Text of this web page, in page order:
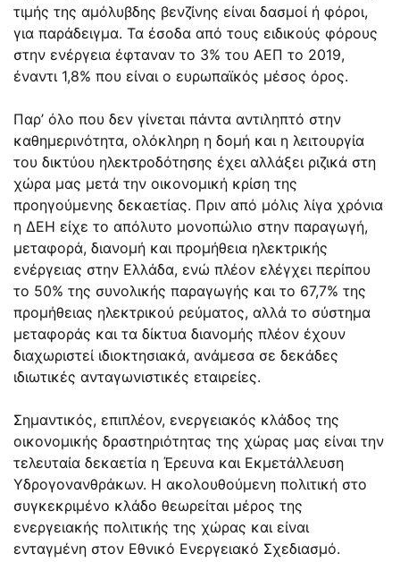
τιμής της αμόλυβδης βενζίνης είναι δασμοί ή φόροι,
για παράδειγμα. Τα έσοδα από τους ειδικούς φόρους
στην ενέργεια έφταναν το 3% του ΑΕΠ το 2019,
έναντι 1,8% που είναι ο ευρωπαϊκός μέσος όρος.
Παρ’ όλο που δεν γίνεται πάντα αντιληπτό στην
καθημερινότητα, ολόκληρη η δομή και η λειτουργία
του δικτύου ηλεκτροδότησης έχει αλλάξει ριζικά στη
χώρα μας μετά την οικονομική κρίση της
προηγούμενης δεκαετίας. Πριν από μόλις λίγα χρόνια
η ΔΕΗ είχε το απόλυτο μονοπώλιο στην παραγωγή,
μεταφορά, διανομή και προμήθεια ηλεκτρικής
ενέργειας στην Ελλάδα, ενώ πλέον ελέγχει περίπου
το 50% της συνολικής παραγωγής και το 67,7% της
προμήθειας ηλεκτρικού ρεύματος, αλλά το σύστημα
μεταφοράς και τα δίκτυα διανομής πλέον έχουν
διαχωριστεί ιδιοκτησιακά, ανάμεσα σε δεκάδες
ιδιωτικές ανταγωνιστικές εταιρείες.
Σημαντικός, επιπλέον, ενεργειακός κλάδος της
οικονομικής δραστηριότητας της χώρας μας είναι την
τελευταία δεκαετία η Έρευνα και Εκμετάλλευση
Υδρογονανθράκων. Η ακολουθούμενη πολιτική στο
συγκεκριμένο κλάδο θεωρείται μέρος της
ενεργειακής πολιτικής της χώρας και είναι
ενταγμένη στον Εθνικό Ενεργειακό Σχεδιασμό.